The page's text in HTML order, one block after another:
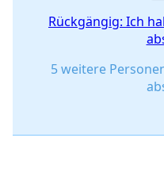
Rückgängig: Ich
5 weitere